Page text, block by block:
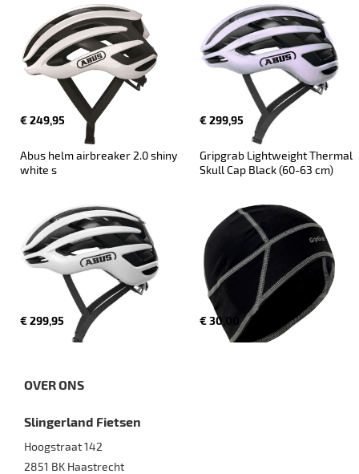
€ 249,95 € 299,95
Abus helm airbreaker 2.0 shiny
white s
€ 299,95
Gripgrab Lightweight Thermal
Skull Cap Black (60-63 cm)
€ 30,00
OVER ONS
Slingerland Fietsen
Hoogstraat 142
2851 BK Haastrecht